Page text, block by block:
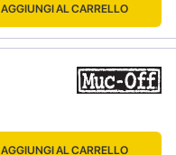
AGGIUNGI AL CARRELLO
AGGIUNGI AL CARRELLO